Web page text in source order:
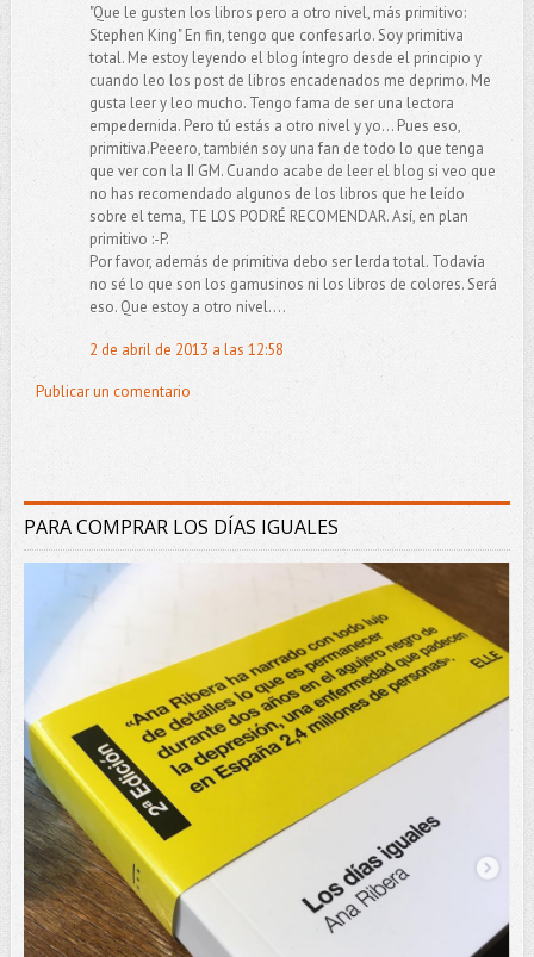
"Que le gusten los libros pero a otro nivel, más primitivo:
Stephen King" En fin, tengo que confesarlo. Soy primitiva
total. Me estoy leyendo el blog íntegro desde el principio y
cuando leo los post de libros encadenados me deprimo. Me
gusta leer y leo mucho. Tengo fama de ser una lectora
empedernida. Pero tú estás a otro nivel y yo... Pues eso,
primitiva.Peeero, también soy una fan de todo lo que tenga
que ver con la II GM. Cuando acabe de leer el blog si veo que
no has recomendado algunos de los libros que he leído
sobre el tema, TE LOS PODRÉ RECOMENDAR. Así, en plan
primitivo :-P.
Por favor, además de primitiva debo ser lerda total. Todavía
no sé lo que son los gamusinos ni los libros de colores. Será
eso. Que estoy a otro nivel....
2 de abril de 2013 a las 12:58
Publicar un comentario
PARA COMPRAR LOS DÍAS IGUALES